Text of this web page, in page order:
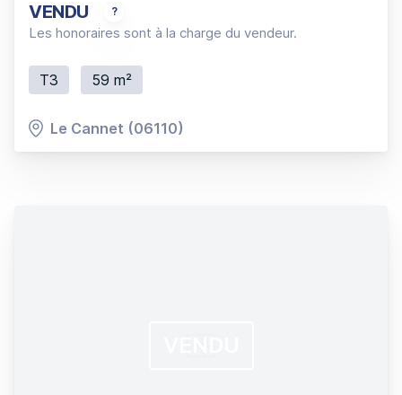
VENDU Beau 3P rénové, traversant en dernier étage, au
Les honoraires sont à la charge du vendeur.
T3 59 m²
Le Cannet (06110)